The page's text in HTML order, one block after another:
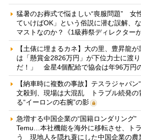
猛暑のお葬式で悩ましい“喪服問題” 女
ていけばOK」という俗説に潜む誤解、
マストなのか？《1級葬祭ディレクターが
【土俵に埋まるカネ】大の里、豊昇龍
は「懸賞金2826万円」が下位力士に渡
だ！」 金星4個配給で協会は年96万円
【納車時に複数の事故】テスラジャパン
文殺到、現場は大混乱 トラブル続発の
る“イーロンの右腕”の影
急増する中国企業の“国籍ロンダリング”
Temu…本社機能を海外に移転させ、ト
う 現地人を隠れ蓑にした中国企業の農